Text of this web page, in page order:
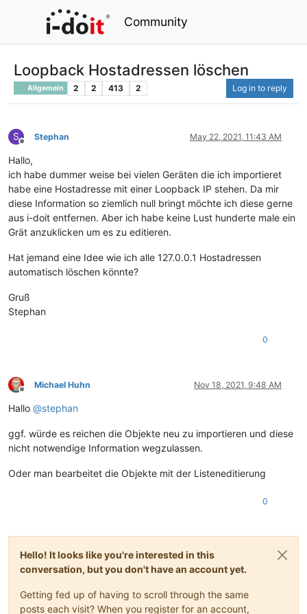
Community
Loopback Hostadressen löschen
Allgemein 2 2 413 2 Log in to reply
S
Offline
Stephan May 22, 2021, 11:43 AM
Hallo,
ich habe dummer weise bei vielen Geräten die ich importieret
habe eine Hostadresse mit einer Loopback IP stehen. Da mir
diese Information so ziemlich null bringt möchte ich diese gerne
aus i-doit entfernen. Aber ich habe keine Lust hunderte male ein
Grät anzuklicken um es zu editieren.
Hat jemand eine Idee wie ich alle 127.0.0.1 Hostadressen
automatisch löschen könnte?
Gruß
Stephan
0
Offline
Michael Huhn Nov 18, 2021, 9:48 AM
Hallo @stephan
ggf. würde es reichen die Objekte neu zu importieren und diese
nicht notwendige Information wegzulassen.
Oder man bearbeitet die Objekte mit der Listeneditierung
0
Hello! It looks like you're interested in this
conversation, but you don't have an account yet.
Getting fed up of having to scroll through the same
posts each visit? When you register for an account,